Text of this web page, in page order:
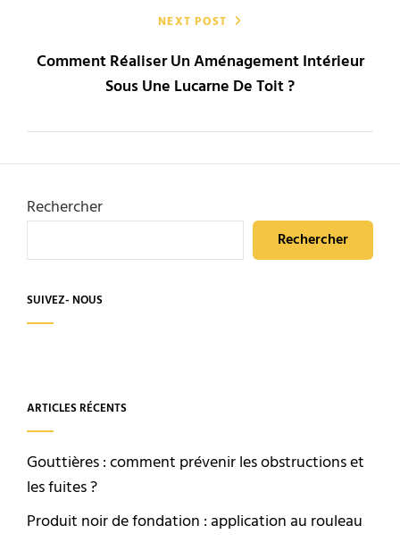
NEXT POST
Comment Réaliser Un Aménagement Intérieur
Sous Une Lucarne De Toit ?
Rechercher
Rechercher
SUIVEZ- NOUS
ARTICLES RÉCENTS
Gouttières : comment prévenir les obstructions et
les fuites ?
Produit noir de fondation : application au rouleau